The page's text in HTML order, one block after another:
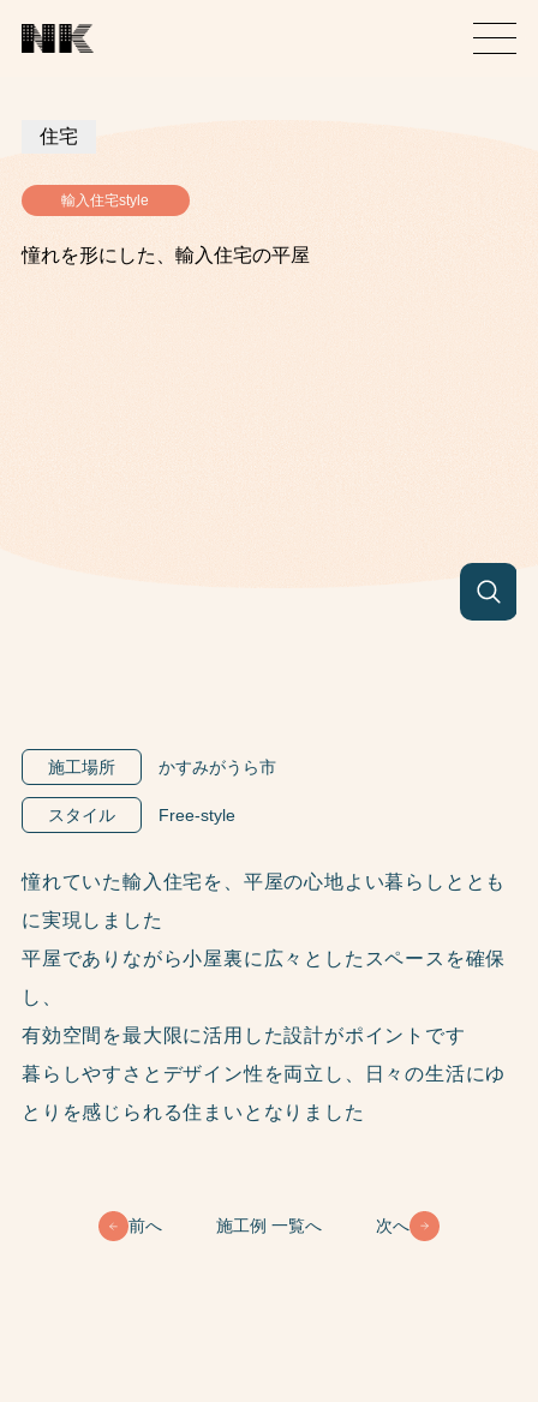
住宅
輸入住宅style
憧れを形にした、輸入住宅の平屋
施工場所 かすみがうら市
スタイル Free-style
憧れていた輸入住宅を、平屋の心地よい暮らしととも
に実現しました
平屋でありながら小屋裏に広々としたスペースを確保
し、
有効空間を最大限に活用した設計がポイントです
暮らしやすさとデザイン性を両立し、日々の生活にゆ
とりを感じられる住まいとなりました
前へ 施工例 一覧へ 次へ